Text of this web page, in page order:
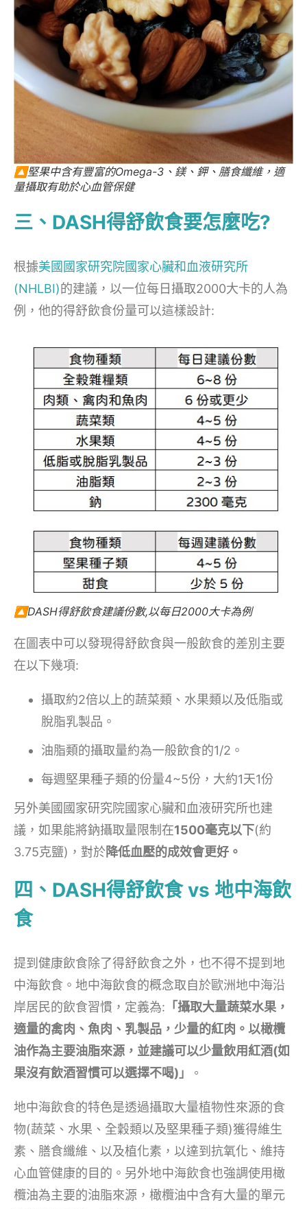
🔼堅果中含有豐富的Omega-3、鎂、鉀、膳食纖維，適
量攝取有助於心血管保健
三、DASH得舒飲食要怎麼吃?
根據美國國家研究院國家心臟和血液研究所
(NHLBI)的建議，以一位每日攝取2000大卡的人為
例，他的得舒飲食份量可以這樣設計:
🔼DASH得舒飲食建議份數,以每日2000大卡為例
在圖表中可以發現得舒飲食與一般飲食的差別主要
在以下幾項:
攝取約2倍以上的蔬菜類、水果類以及低脂或
脫脂乳製品。
油脂類的攝取量約為一般飲食的1/2。
每週堅果種子類的份量4~5份，大約1天1份
另外美國國家研究院國家心臟和血液研究所也建
議，如果能將鈉攝取量限制在1500毫克以下(約
3.75克鹽)，對於降低血壓的成效會更好。
四、DASH得舒飲食 vs 地中海飲
食
提到健康飲食除了得舒飲食之外，也不得不提到地
中海飲食。地中海飲食的概念取自於歐洲地中海沿
岸居民的飲食習慣，定義為: 「攝取大量蔬菜水果，
適量的禽肉、魚肉、乳製品，少量的紅肉。以橄欖
油作為主要油脂來源，並建議可以少量飲用紅酒(如
果沒有飲酒習慣可以選擇不喝) 」 。
地中海飲食的特色是透過攝取大量植物性來源的食
物(蔬菜、水果、全穀類以及堅果種子類)獲得維生
素、膳食纖維、以及植化素，以達到抗氧化、維持
心血管健康的目的。另外地中海飲食也強調使用橄
欖油為主要的油脂來源，橄欖油中含有大量的單元